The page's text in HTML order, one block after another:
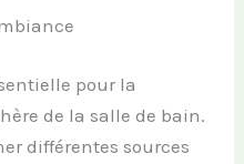
pour la
de la salle de bain.
différentes sources